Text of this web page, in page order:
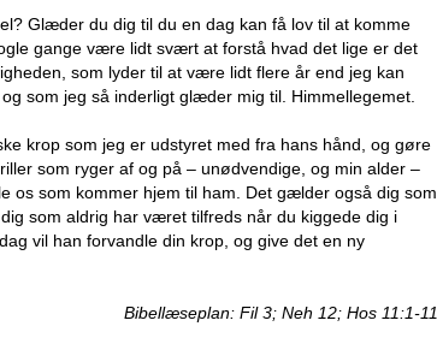
Glæder du dig til du en dag kan få lov til at komme
gange være lidt svært at forstå hvad det lige er det
som lyder til at være lidt flere år end jeg kan
som jeg så inderligt glæder mig til. Himmellegemet.
krop som jeg er udstyret med fra hans hånd, og gøre
som ryger af og på – unødvendige, og min alder –
os som kommer hjem til ham. Det gælder også dig som
som aldrig har været tilfreds når du kiggede dig i
vil han forvandle din krop, og give det en ny
Bibellæseplan: Fil 3; Neh 12; Hos 11:1-11